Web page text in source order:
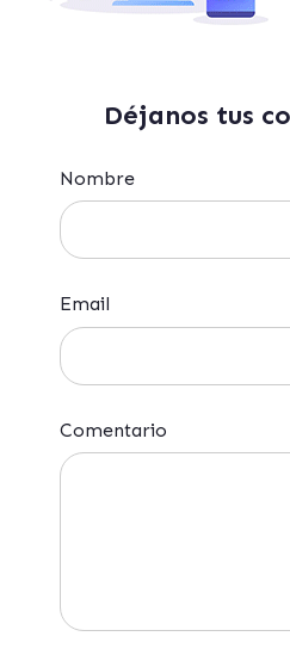
Déjanos tus
Nombre
Email
Comentario